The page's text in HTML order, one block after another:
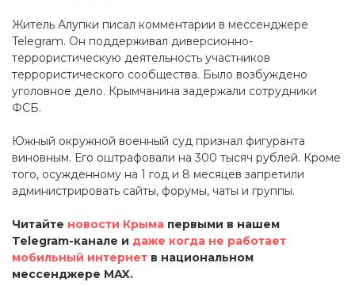
Житель Алупки писал комментарии в мессенджере
Telegram. Он поддерживал диверсионно-
террористическую деятельность участников
террористического сообщества. Было возбуждено
уголовное дело. Крымчанина задержали сотрудники
ФСБ.
Южный окружной военный суд признал фигуранта
виновным. Его оштрафовали на 300 тысяч рублей. Кроме
того, осужденному на 1 год и 8 месяцев запретили
администрировать сайты, форумы, чаты и группы.
Читайте новости Крыма первыми в нашем
Telegram-канале и даже когда не работает
мобильный интернет в национальном
мессенджере MAX.